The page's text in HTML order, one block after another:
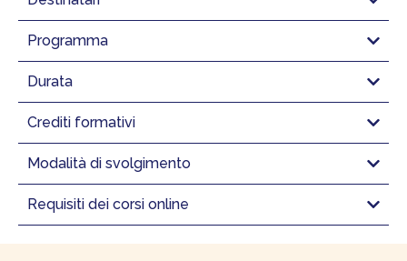
Programma
Durata
Crediti formativi
Modalità di svolgimento
Requisiti dei corsi online